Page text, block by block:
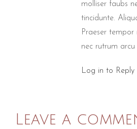
molliser faubs
tincidunte.
Praeser
nec rutrum
Log in to Reply
Leave a